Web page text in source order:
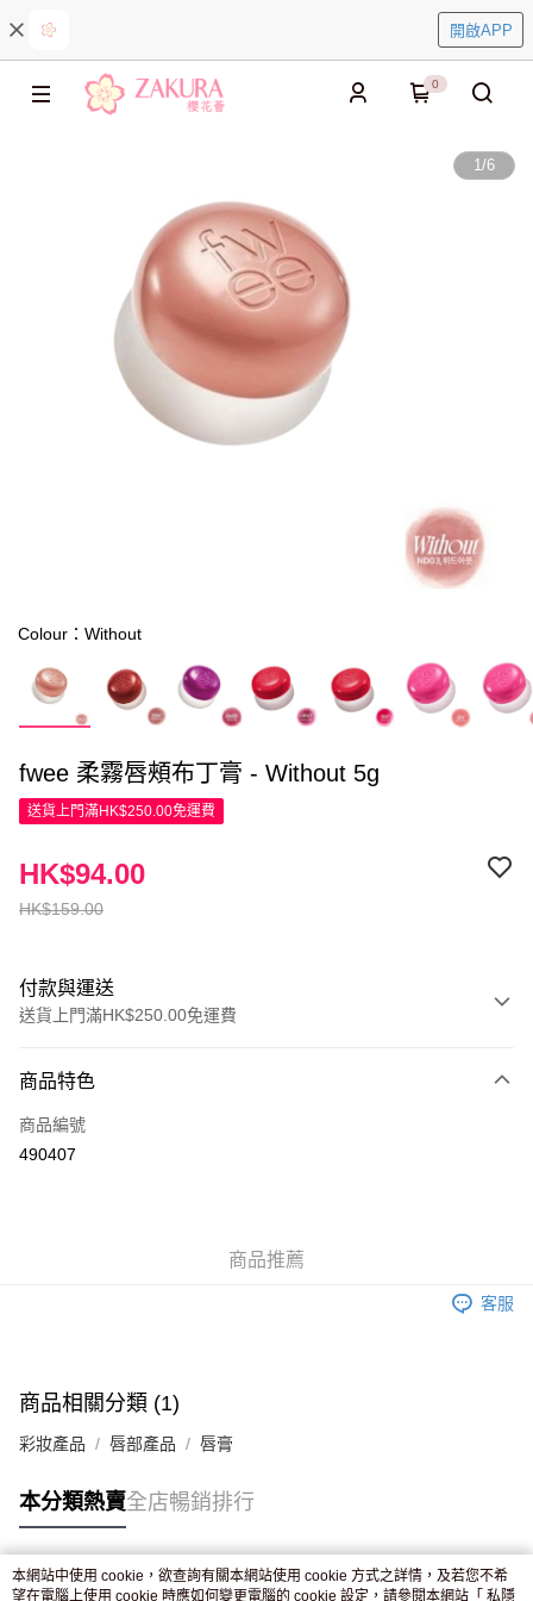
開啟APP
0
1/6
Colour：Without
fwee 柔霧唇頰布丁膏 - Without 5g
送貨上門滿HK$250.00免運費
HK$159.00
HK$94.00
付款與運送
送貨上門滿HK$250.00免運費
信用卡
Apple Pay
商品特色
商品編號
490407
商品推薦
客服
商品相關分類 (1)
彩妝產品 唇部產品 唇膏
本分類熱賣全店暢銷排行
熱門標籤
本網站中使用 cookie，欲查詢有關本網站使用 cookie 方式之詳情，及若您不希
望在電腦上使用 cookie 時應如何變更電腦的 cookie 設定，請參閱本網站「 私隱